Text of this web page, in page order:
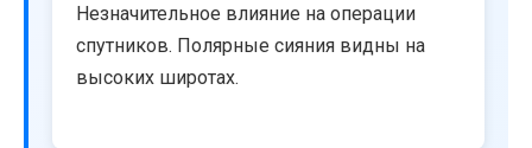
Незначительное влияние на операции
спутников. Полярные сияния видны на
высоких широтах.